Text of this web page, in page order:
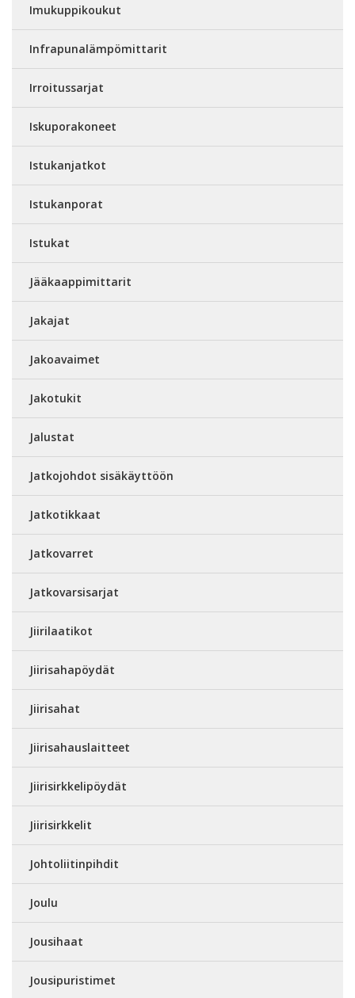
Imukuppikoukut
Infrapunalämpömittarit
Irroitussarjat
Iskuporakoneet
Istukanjatkot
Istukanporat
Istukat
Jääkaappimittarit
Jakajat
Jakoavaimet
Jakotukit
Jalustat
Jatkojohdot sisäkäyttöön
Jatkotikkaat
Jatkovarret
Jatkovarsisarjat
Jiirilaatikot
Jiirisahapöydät
Jiirisahat
Jiirisahauslaitteet
Jiirisirkkelipöydät
Jiirisirkkelit
Johtoliitinpihdit
Joulu
Jousihaat
Jousipuristimet